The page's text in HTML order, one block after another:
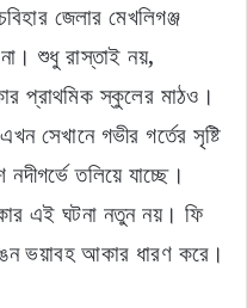
জেলার মেখলিগঞ্জ
শুধু রাস্তাই নয়,
প্রাথমিক স্কুলের মাঠও।
সেখানে গভীর গর্তের সৃষ্টি
তলিয়ে যাচ্ছে।
এই ঘটনা নতুন নয়। ফি
ভয়াবহ আকার ধারণ করে।